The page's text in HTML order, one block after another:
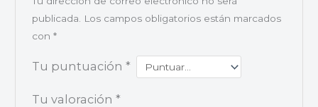
publicada.
Los campos obligatorios están marcados
con *
Tu puntuación *
Tu valoración *